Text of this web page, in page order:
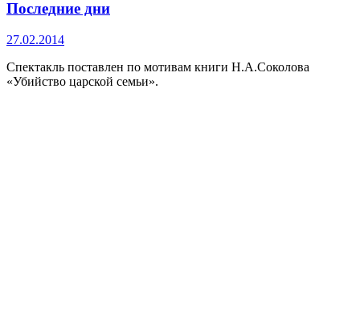
Последние дни
27.02.2014
Спектакль поставлен по мотивам книги Н.А.Соколова
«Убийство царской семьи».